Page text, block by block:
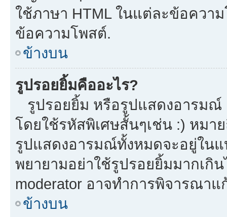
ใช้ภาษา HTML ในแต่ละข้อคว
ข้อความโพสต์.
ข้างบน
รูปรอยยิ้มคืออะไร?
รูปรอยยิ้ม หรือรูปแสดงอารมณ์
โดยใช้รหัสพิเศษสั้นๆเช่น :) หมา
รูปแสดงอารมณ์ทั้งหมดจะอยู่ใน
พยายามอย่าใช้รูปรอยยิ้มมากเกิ
moderator อาจทำการพิจารณา
ข้างบน